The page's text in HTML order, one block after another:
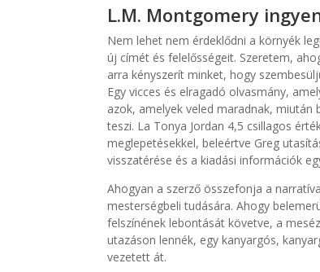
L.M. Montgomery
Nem lehet nem érdeklődni a környék
új címét és felelősségeit. Szeretem,
arra kényszerít minket, hogy
Egy vicces és elragadó olvasmány,
azok, amelyek veled maradnak,
teszi. La Tonya Jordan 4,5 csillagos
meglepetésekkel, beleértve Greg
visszatérése és a kiadási információk
Ahogyan a szerző összefonja a
mesterségbeli tudására. Ahogy
felszínének lebontását követve, a
utazáson lennék, egy kanyargós,
vezetett át.